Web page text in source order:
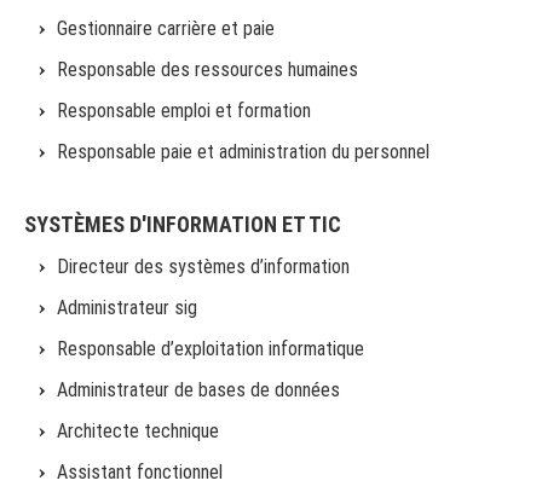
Gestionnaire carrière et paie
Responsable des ressources humaines
Responsable emploi et formation
Responsable paie et administration du personnel
SYSTÈMES D'INFORMATION ET TIC
Directeur des systèmes d’information
Administrateur sig
Responsable d’exploitation informatique
Administrateur de bases de données
Architecte technique
Assistant fonctionnel